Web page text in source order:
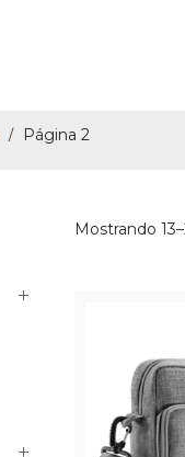
/ Página 2
Mostrando